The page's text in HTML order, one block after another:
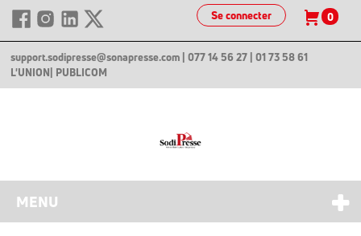
Se connecter 0
support.sodipresse@sonapresse.com | 077 14 56 27 | 01 73 58 61
L'UNION | PUBLICOM
MENU